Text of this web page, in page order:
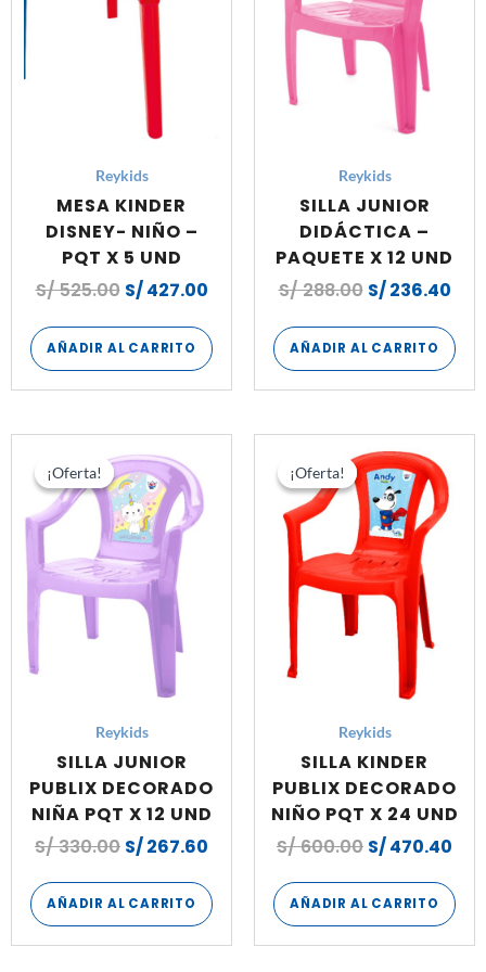
Reykids
MESA KINDER
DISNEY- NIÑO –
PQT X 5 UND
S/525.00 S/427.00
AÑADIR AL CARRITO
Reykids
SILLA JUNIOR
DIDÁCTICA –
PAQUETE X 12 UND
S/288.00 S/236.40
AÑADIR AL CARRITO
¡Oferta!
¡Oferta!
Reykids
SILLA JUNIOR
PUBLIX DECORADO
NIÑA PQT X 12 UND
S/330.00
precio
original
era:
S/ 330.00.
S/267.60
S/ 267.60.
AÑADIR AL CARRITO
¡Oferta!
¡Oferta!
Reykids
SILLA KINDER
PUBLIX DECORADO
NIÑO PQT X 24 UND
S/600.00
precio
original
era:
S/ 600.00.
S/470.40
AÑADIR AL CARRITO